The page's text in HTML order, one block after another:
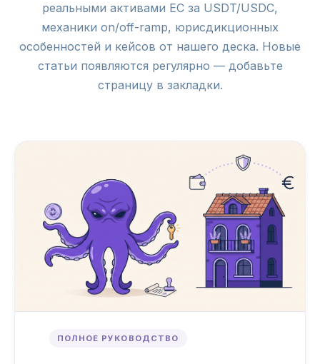
реальными активами ЕС за USDT/USDC,
механики on/off-ramp, юрисдикционных
особенностей и кейсов от нашего деска. Новые
статьи появляются регулярно — добавьте
страницу в закладки.
ПОЛНОЕ РУКОВОДСТВО